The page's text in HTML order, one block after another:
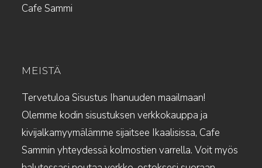
Cafe Sammi
MEISTÄ
Tervetuloa Sisustus Ihanuuden maailmaan!
Olemme kodin sisustuksen verkkokauppa ja
kivijalkamyymälämme sijaitsee Ikaalisissa, Cafe
Sammin yhteydessä kolmostien varrella. Voit myös